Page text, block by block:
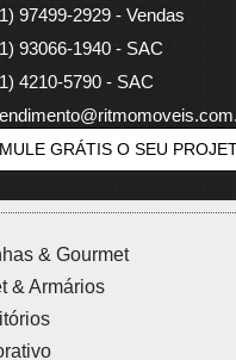
97499-2929 - Vendas
93066-1940 - SAC
4210-5790 - SAC
GRÁTIS O SEU
& Gourmet
& Armários